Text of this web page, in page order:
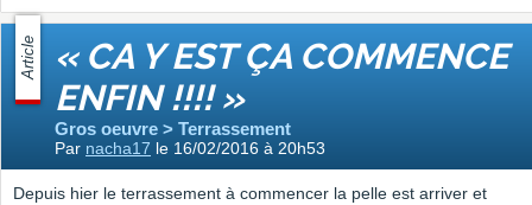
Article « CA Y EST ÇA COMMENCE
ENFIN !!!! »
Gros oeuvre > Terrassement
Par nacha17 le 16/02/2016 à 20h53
Depuis hier le terrassement à commencer la pelle est arriver et